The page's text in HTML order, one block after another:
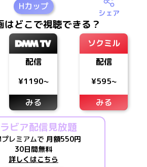
Hカップ
シェア
はどこで視聴できる？
配信
¥1190~
みる
ソクミル
配信
¥595~
みる
ビア配信見放題
プレミアムで 月額550円
30日間無料
詳しくはこちら